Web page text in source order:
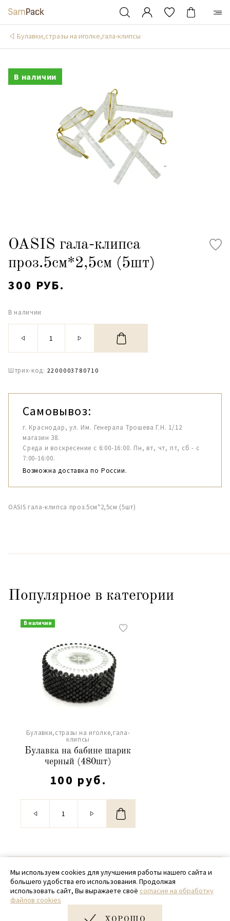
Булавки,стразы на иголке,гала-клипсы
В наличии
OASIS гала-клипса
проз.5см*2,5см (5шт)
300 РУБ.
В наличии
Штрих-код: 2200003780710
Самовывоз:
г. Краснодар, ул. Им. Генерала Трошева Г.Н. 1/12
магазин 38.
Среда и воскресение с 6:00-16:00. Пн, вт, чт, пт, сб - с
7:00-16:00.
Возможна доставка по России.
OASIS гала-клипса проз.5см*2,5см (5шт)
Популярное в категории
В наличии
Булавки,стразы на иголке,гала-
клипсы
Булавка на бабине шарик
черный (480шт)
100 руб.
© 2020 - 2026 SamPack
+ 7 (918) 699-97-87
zakaz@sampack.store
Мы используем cookies для улучшения работы нашего сайта и
большего удобства его использования. Продолжая
использовать сайт, Вы выражаете своё согласие на обработку
файлов cookies